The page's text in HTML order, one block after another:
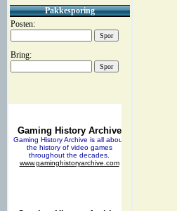
Pakkesporing
Posten:
Bring: